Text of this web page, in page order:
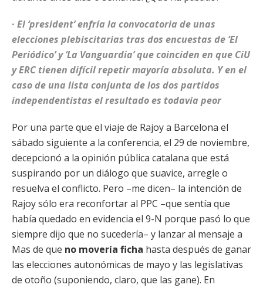
· El ‘president’ enfría la convocatoria de unas
elecciones plebiscitarias tras dos encuestas de ‘El
Periódico’ y ‘La Vanguardia’ que coinciden en que CiU
y ERC tienen difícil repetir mayoría absoluta. Y en el
caso de una lista conjunta de los dos partidos
independentistas el resultado es todavía peor
Por una parte que el viaje de Rajoy a Barcelona el
sábado siguiente a la conferencia, el 29 de noviembre,
decepcionó a la opinión pública catalana que está
suspirando por un diálogo que suavice, arregle o
resuelva el conflicto. Pero –me dicen– la intención de
Rajoy sólo era reconfortar al PPC –que sentía que
había quedado en evidencia el 9-N porque pasó lo que
siempre dijo que no sucedería– y lanzar al mensaje a
Mas de que no movería ficha hasta después de ganar
las elecciones autonómicas de mayo y las legislativas
de otoño (suponiendo, claro, que las gane). En